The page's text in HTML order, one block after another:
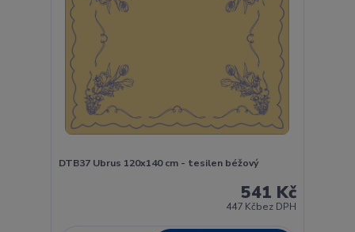
DTB37 Ubrus 120x140 cm - tesilen béžový
541 Kč
447 Kčbez DPH